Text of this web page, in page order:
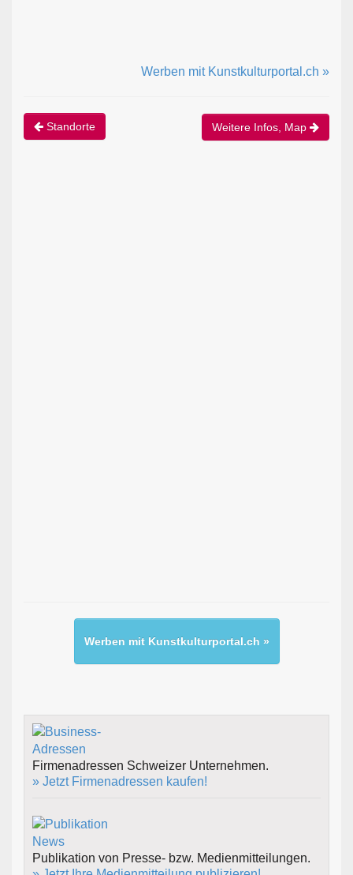
Werben mit Kunstkulturportal.ch »
Standorte Weitere Infos, Map
Werben mit Kunstkulturportal.ch »
Firmenadressen Schweizer Unternehmen.
» Jetzt Firmenadressen kaufen!
Publikation von Presse- bzw. Medienmitteilungen.